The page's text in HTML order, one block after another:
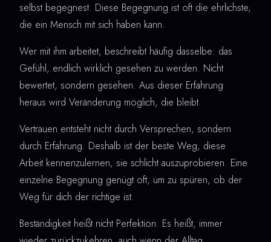
selbst begegnest. Diese Begegnung ist oft die ehrlichste,
die ein Mensch mit sich haben kann.
Wer mit ihm arbeitet, beschreibt häufig dasselbe: das
Gefühl, endlich wirklich gesehen zu werden. Nicht
bewertet, sondern gesehen. Aus dieser Erfahrung
heraus wird Veränderung möglich, die bleibt.
Vertrauen entsteht nicht durch Versprechen, sondern
durch Erfahrung. Deshalb ist der beste Weg, diese
Arbeit kennenzulernen, sie schlicht auszuprobieren. Eine
einzelne Begegnung genügt oft, um zu spüren, ob der
Weg für dich der richtige ist.
Beständigkeit heißt nicht Perfektion. Es heißt, immer